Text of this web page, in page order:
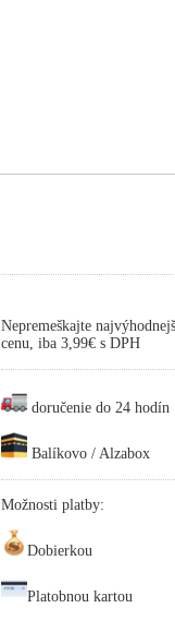
Nepremeškajte
cenu, iba 3,99€ s DPH
doručenie do 24 hodín
Balíkovo / Alzabox
Možnosti platby:
Dobierkou
Platobnou kartou